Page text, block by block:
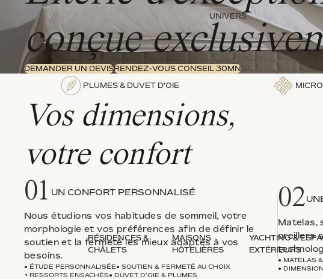
UNIVERS
RÉSIDENCES &
CHÂLETS
MAISONS
HÔTELIÈRES
YACHTING &
EXTÉRIEURS
conçue
DEMANDER UN DEVISRENDEZ-VOUS CONSEIL 30MN
PLUMES & DUVET D'OIE
Vos dimensions,
votre confort
01 UN CONFORT PERSONNALISÉ
Nous étudions vos habitudes de sommeil, votre
morphologie et vos préférences afin de définir le
soutien et la fermeté les mieux adaptés à vos
besoins.
● ÉTUDE PERSONNALISÉE● SOUTIEN & FERMETÉ AU CHOIX
● RESSORTS ENSACHÉS● DUVET D’OIE & PLUMES
02
Matelas,
oreillers
● MATELAS
●